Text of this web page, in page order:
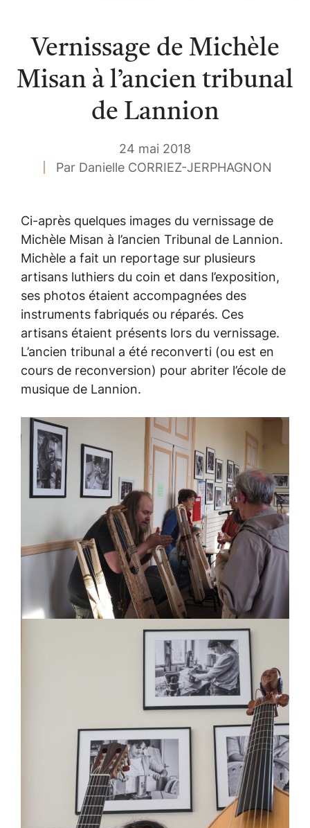
Vernissage de Michèle
Misan à l’ancien tribunal
de Lannion
24 mai 2018
Par Danielle CORRIEZ-JERPHAGNON
Ci-après quelques images du vernissage de
Michèle Misan à l’ancien Tribunal de Lannion.
Michèle a fait un reportage sur plusieurs
artisans luthiers du coin et dans l’exposition,
ses photos étaient accompagnées des
instruments fabriqués ou réparés. Ces
artisans étaient présents lors du vernissage.
L’ancien tribunal a été reconverti (ou est en
cours de reconversion) pour abriter l’école de
musique de Lannion.